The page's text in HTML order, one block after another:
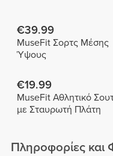
€39.99
MuseFit Σορτς Μέσης
Ύψους
€19.99
MuseFit Αθλητικό
με Σταυρωτή Πλάτη
Πληροφορίες και